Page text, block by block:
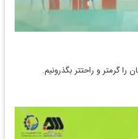
گرمتر و راحتتر بگذرونیم.